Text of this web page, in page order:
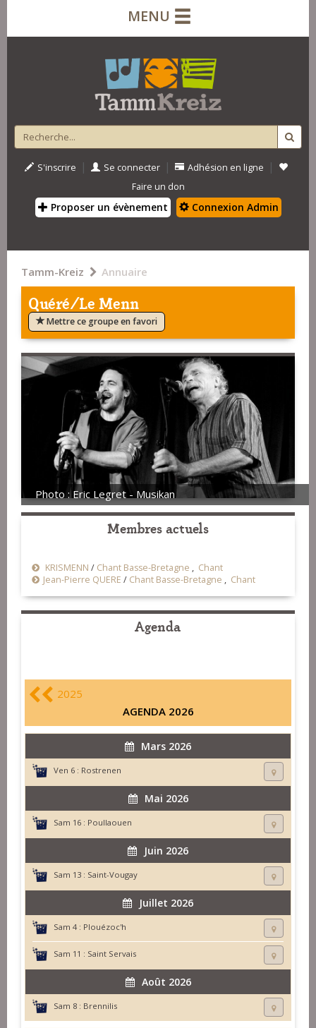
MENU
S'inscrire | Se connecter | Adhésion en ligne |
Faire un don
Proposer un évènement Connexion Admin
Tamm-Kreiz Annuaire
Quéré/Le Menn
Mettre ce groupe en favori
Photo : Eric Legret - Musikan
Membres actuels
KRISMENN / Chant Basse-Bretagne , Chant
Jean-Pierre QUERE / Chant Basse-Bretagne , Chant
Agenda
2025
AGENDA 2026
Mars 2026
Ven 6 : Rostrenen
Mai 2026
Sam 16 : Poullaouen
Juin 2026
Sam 13 : Saint-Vougay
Juillet 2026
Sam 4 : Plouézoc'h
Sam 11 : Saint Servais
Août 2026
Sam 8 : Brennilis